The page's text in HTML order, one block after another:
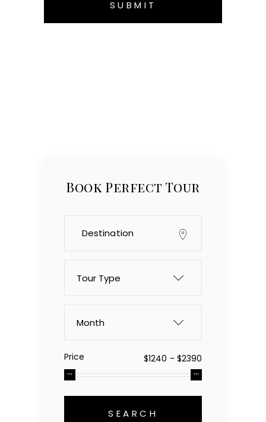
Book Perfect Tour
Tour Type
Month
Price